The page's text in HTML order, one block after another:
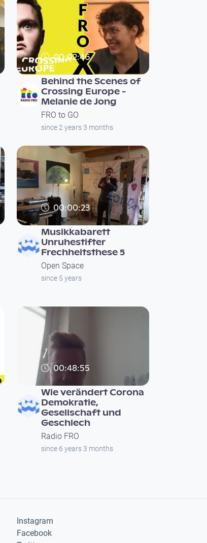
00:02:46
Behind the Scenes of
Crossing Europe -
Melanie de Jong
FRO to GO
since 2 years 3 months
00:00:23
Musikkabarett
Unruhestifter
Frechheitsthese 5
Open Space
since 5 years
00:48:55
Wie verändert Corona
Demokratie,
Gesellschaft und
Geschlech
Radio FRO
since 6 years 3 months
Instagram
Facebook